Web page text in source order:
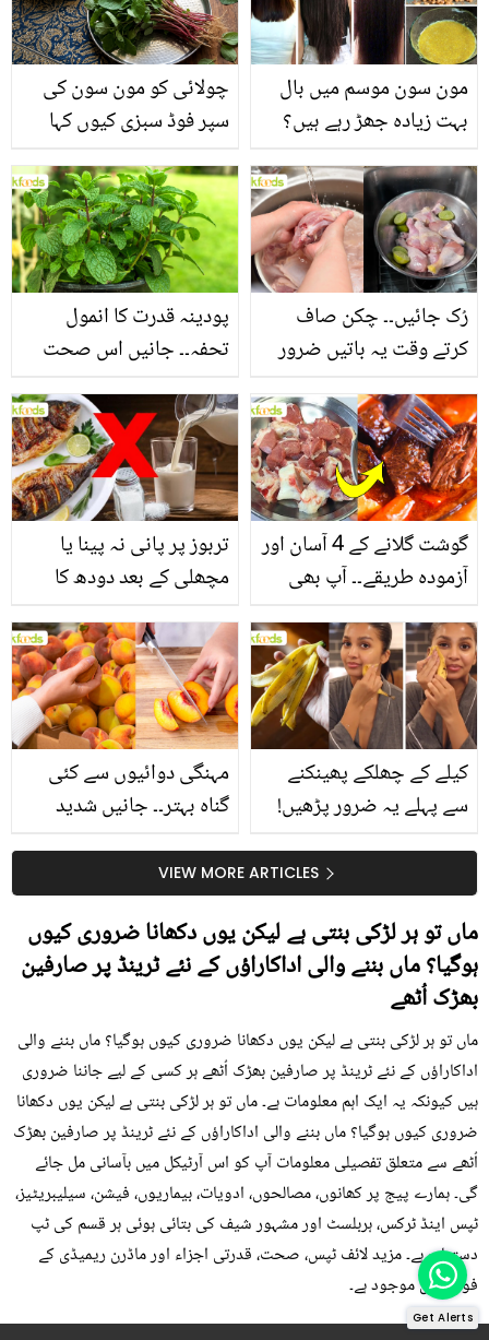
چولائی کو مون سون کی
سپر فوڈ سبزی کیوں کہا
منرلز اور اینٹی آکسیڈنٹس
سے بھرپور اس سبزی کے
فائدے
مون سون موسم میں بال
بہت زیادہ جھڑ رہے ہیں؟
بنانے کے چند قدرتی طریقے
پودینہ قدرت کا انمول
تحفہ۔۔ جانیں اس صحت
انگیز طبی فوائد
رُک جائیں۔۔ چکن صاف
کرتے وقت یہ باتیں ضرور
تربوز پر پانی نہ پینا یا
مچھلی کے بعد دودھ کا
سے متعلق غلط فہمیوں کی
حقیقت کیا ہے اور افواہ
کیا؟
گوشت گلانے کے 4 آسان اور
آزمودہ طریقے۔۔ آپ بھی
بتائے راز
مہنگی دوائیوں سے کئی
گناہ بہتر۔۔ جانیں شدید
کیوں کھانا چاہیے؟
کیلے کے چھلکے پھینکنے
سے پہلے یہ ضرور پڑھیں!
سستا اور قدرتی حلVIEW MORE ARTICLES
ماں تو ہر لڑکی بنتی ہے لیکن یوں دکھانا ضروری کیوں
ہوگیا؟ ماں بننے والی اداکاراؤں کے نئے ٹرینڈ پر صارفین
بھڑک اُٹھے
ماں تو ہر لڑکی بنتی ہے لیکن یوں دکھانا ضروری کیوں ہوگیا؟ ماں بننے والی
اداکاراؤں کے نئے ٹرینڈ پر صارفین بھڑک اُٹھے ہر کسی کے لیے جاننا ضروری
ہیں کیونکہ یہ ایک اہم معلومات ہے۔ ماں تو ہر لڑکی بنتی ہے لیکن یوں دکھانا
ضروری کیوں ہوگیا؟ ماں بننے والی اداکاراؤں کے نئے ٹرینڈ پر صارفین بھڑک
اُٹھے سے متعلق تفصیلی معلومات آپ کو اس آرٹیکل میں بآسانی مل جائے
گی۔ ہمارے پیج پر کھانوں، مصالحوں، ادویات، بیماریوں، فیشن، سیلیبریٹیز،
ٹپس اینڈ ٹرکس، ہربلسٹ اور مشہور شیف کی بتائی ہوئی ہر قسم کی ٹپ
دستیاب ہے۔ مزید لائف ٹپس، صحت، قدرتی اجزاء اور ماڈرن ریمیڈی کے
فوڈز میں موجود ہے۔
Get Alerts